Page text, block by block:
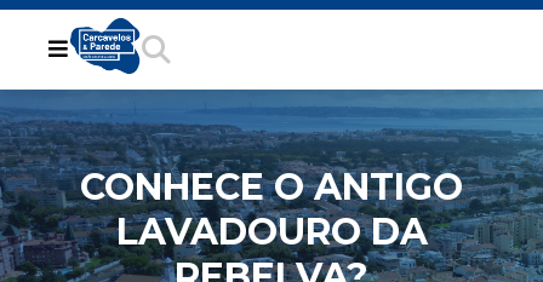
CONHECE O ANTIGO
LAVADOURO DA